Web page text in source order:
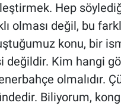
Hep
olması değil, bu
konu, bir
değildir. Kim hangi
olmalıdır.
Biliyorum,